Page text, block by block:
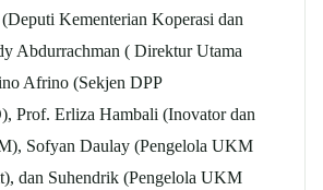
Kementerian Koperasi dan
Abdurrachman ( Direktur Utama
Afrino (Sekjen DPP
Prof. Erliza Hambali (Inovator dan
Sofyan Daulay (Pengelola UKM
dan Suhendrik (Pengelola UKM